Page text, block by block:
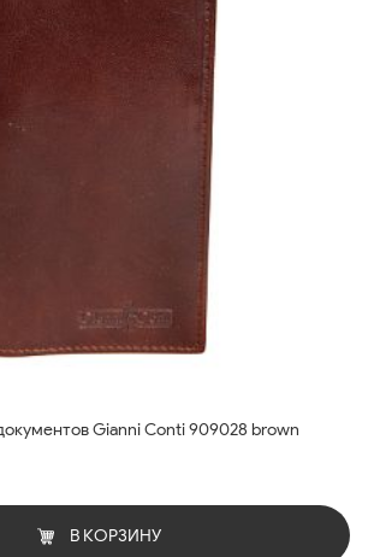
Gianni Conti 909028 brown
В КОРЗИНУ